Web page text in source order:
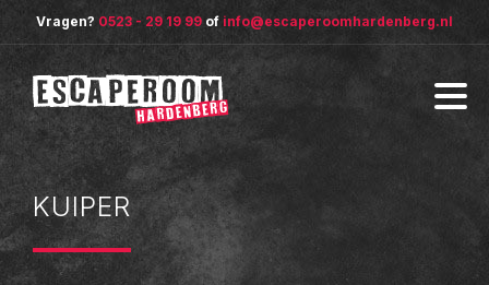
Vragen? 0523 - 29 19 99 of info@escaperoomhardenberg.nl
KUIPER